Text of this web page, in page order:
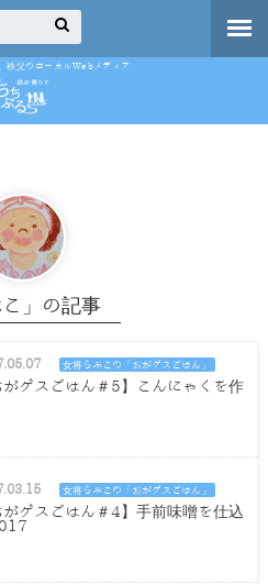
秩父のローカルWebメディア
こ」の記事
女将らぶこの「おがゲスごはん」
がゲスごはん＃5】こんにゃくを作
女将らぶこの「おがゲスごはん」
がゲスごはん＃4】手前味噌を仕込